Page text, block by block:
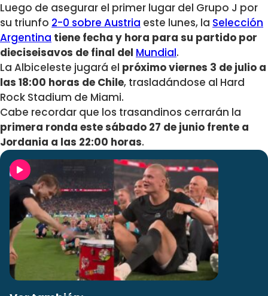
Luego de asegurar el primer lugar del Grupo J por
su triunfo 2-0 sobre Austria este lunes, la Selección
Argentina tiene fecha y hora para su partido por
dieciseisavos de final del Mundial.
La Albiceleste jugará el próximo viernes 3 de julio a
las 18:00 horas de Chile, trasladándose al Hard
Rock Stadium de Miami.
Cabe recordar que los trasandinos cerrarán la
primera ronda este sábado 27 de junio frente a
Jordania a las 22:00 horas.